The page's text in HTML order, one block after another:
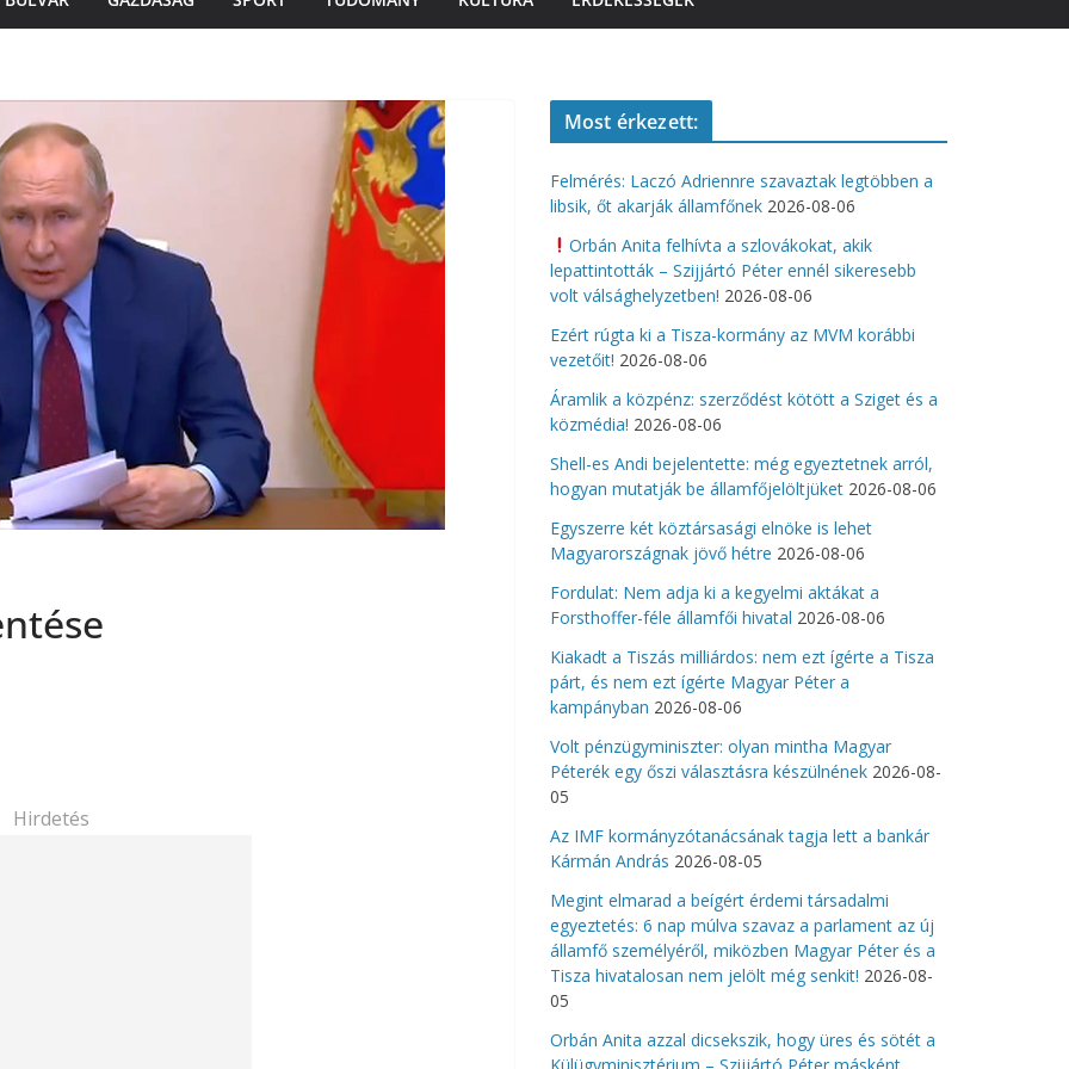
Hirdetés
Most érkezett:
Felmérés: Laczó Adriennre szavaztak legtöbben a
libsik, őt akarják államfőnek 2026-08-06
Orbán Anita felhívta a szlovákokat, akik
lepattintották – Szijjártó Péter ennél sikeresebb
volt válsághelyzetben! 2026-08-06
Ezért rúgta ki a Tisza-kormány az MVM korábbi
vezetőit! 2026-08-06
Áramlik a közpénz: szerződést kötött a Sziget és a
közmédia! 2026-08-06
Shell-es Andi bejelentette: még egyeztetnek arról,
hogyan mutatják be államfőjelöltjüket 2026-08-06
Egyszerre két köztársasági elnöke is lehet
Magyarországnak jövő hétre 2026-08-06
Fordulat: Nem adja ki a kegyelmi aktákat a
Forsthoffer-féle államfői hivatal 2026-08-06
Kiakadt a Tiszás milliárdos: nem ezt ígérte a Tisza
párt, és nem ezt ígérte Magyar Péter a
kampányban 2026-08-06
Volt pénzügyminiszter: olyan mintha Magyar
Péterék egy őszi választásra készülnének 2026-08-
05
Az IMF kormányzótanácsának tagja lett a bankár
Kármán András 2026-08-05
Megint elmarad a beígért érdemi társadalmi
egyeztetés: 6 nap múlva szavaz a parlament az új
államfő személyéről, miközben Magyar Péter és a
Tisza hivatalosan nem jelölt még senkit! 2026-08-
05
Orbán Anita azzal dicsekszik, hogy üres és sötét a